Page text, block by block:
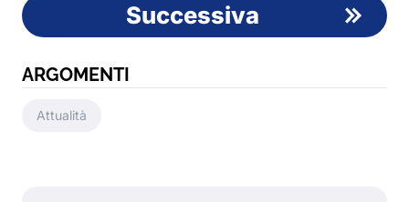
Successiva
ARGOMENTI
Attualità